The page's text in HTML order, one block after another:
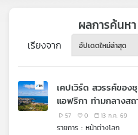
เพล
สต์
ผลการค้นหา
เรียงจาก อัปเดตใหม่ล่าสุด
เคปเวิร์ด สวรรค์ของ
แอฟริกา ท่ามกลางส
ภูมิภาคที่เลวร้ายลง
57 0 13 ก.ค. 69
รายการ : หน้าต่างโลก